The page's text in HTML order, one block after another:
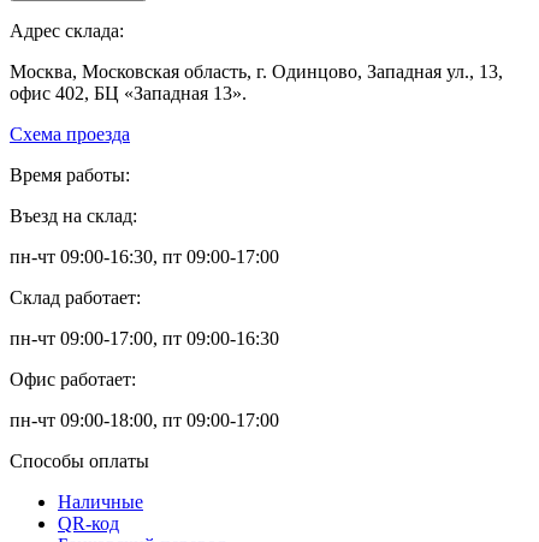
Адрес склада:
Москва, Московская область, г. Одинцово, Западная ул., 13,
офис 402, БЦ «Западная 13».
Схема проезда
Время работы:
Въезд на склад:
пн-чт 09:00-16:30, пт 09:00-17:00
Склад работает:
пн-чт 09:00-17:00, пт 09:00-16:30
Офис работает:
пн-чт 09:00-18:00, пт 09:00-17:00
Способы оплаты
Наличные
QR-код